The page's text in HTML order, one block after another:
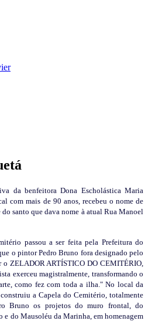
da benfeitora Dona Escholástica Maria
com mais de 90 anos, recebeu o nome de
santo que dava nome à atual Rua Manoel
passou a ser feita pela Prefeitura do
o pintor Pedro Bruno fora designado pelo
o ZELADOR ARTÍSTICO DO CEMITÉRIO,
exerceu magistralmente, transformando o
como fez com toda a ilha." No local da
a Capela do Cemitério, totalmente
Bruno os projetos do muro frontal, do
e do Mausoléu da Marinha, em homenagem